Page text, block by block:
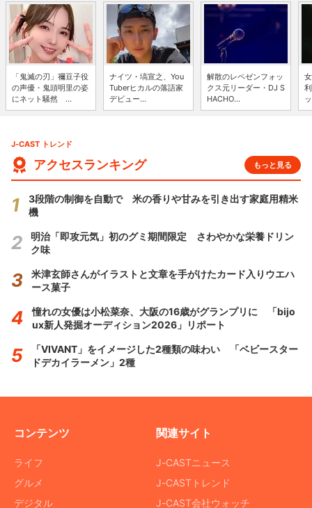
「鬼滅の刃」禰豆子役
の声優・鬼頭明里の姿
にネット騒然 ...
ナイツ・塙宣之、You
Tuberヒカルの落語家
デビュー...
解散のレペゼンフォッ
クス元リーダー・DJ S
HACHO...
J-CAST トレンド
アクセスランキング もっと見る
3段階の制御を自動で 米の香りや甘みを引き出す家庭用精米
機
明治「即攻元気」初のグミ期間限定 さわやかな栄養ドリン
ク味
米津玄師さんがイラストと文章を手がけたカード入りウエハ
ース菓子
憧れの女優は小松菜奈、大阪の16歳がグランプリに 「bijo
ux新人発掘オーディション2026」リポート
「VIVANT」をイメージした2種類の味わい 「ベビースター
ドデカイラーメン」2種
コンテンツ
ライフ
グルメ
デジタル
関連サイト
J-CASTニュース
J-CASTトレンド
J-CAST会社ウォッチ